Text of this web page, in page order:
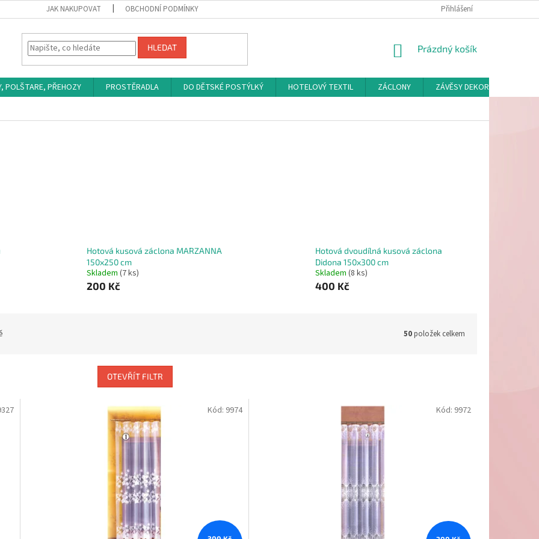
JAK NAKUPOVAT OBCHODNÍ PODMÍNKY Přihlášení
HLEDAT
NÁKUPNÍ
Prázdný košík
POLŠTARE, PŘEHOZY PROSTĚRADLA DO DĚTSKÉ POSTÝLKÝ HOTELOVÝ TEXTIL ZÁCLONY
ZÁVĚSY DEKORAČNÍ A
Hotová kusová záclona MARZANNA
150x250 cm
Skladem(7 ks)
200 Kč
Hotová dvoudílná kusová záclona
Didona 150x300 cm
Skladem (8 ks)
400 Kč
50položek celkem
OTEVŘÍT FILTR
Kód: 9974 Kód: 9972